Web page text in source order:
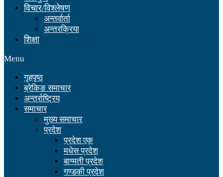
विचार/विश्लेषण
अन्तर्वार्ता
अन्तरक्रिया
शिक्षा
Menu
गृहपृष्ठ
ब्रेकिङ समाचार
अन्तर्राष्ट्रिय
समाचार
मुख्य समाचार
प्रदेश
प्रदेश एक
मधेस प्रदेश
बाग्मती प्रदेश
गण्डकी प्रदेश